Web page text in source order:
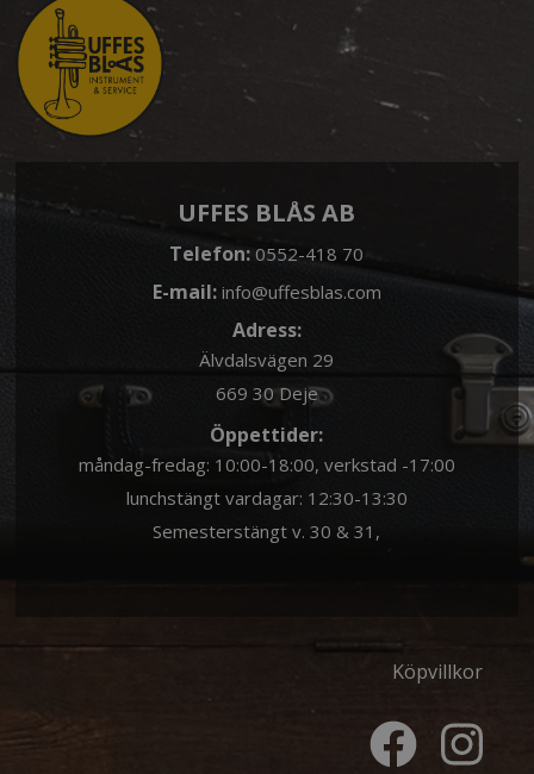
UFFES BLÅS AB
Telefon:0552-418 70
E-mail: info@uffesblas.com
Adress:
Älvdalsvägen 29
669 30 Deje
Öppettider:
måndag-fredag: 10:00-18:00, verkstad -17:00
lunchstängt vardagar: 12:30-13:30
Semesterstängt v. 30 & 31,
Köpvillkor